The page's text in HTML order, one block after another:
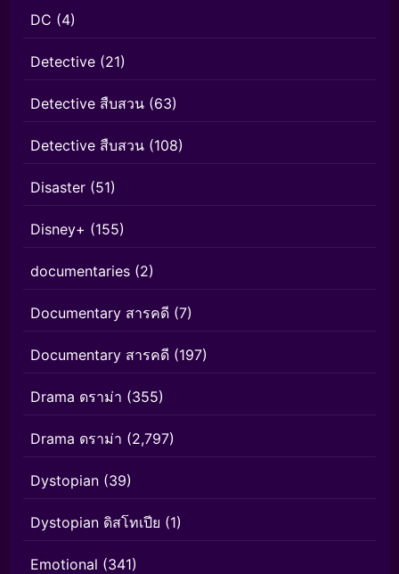
DC (4)
Detective (21)
Detective สืบสวน (63)
Detective สืบสวน (108)
Disaster (51)
Disney+ (155)
documentaries (2)
Documentary สารคดี (7)
Documentary สารคดี (197)
Drama ดราม่า (355)
Drama ดราม่า (2,797)
Dystopian (39)
Dystopian ดิสโทเปีย (1)
Emotional (341)